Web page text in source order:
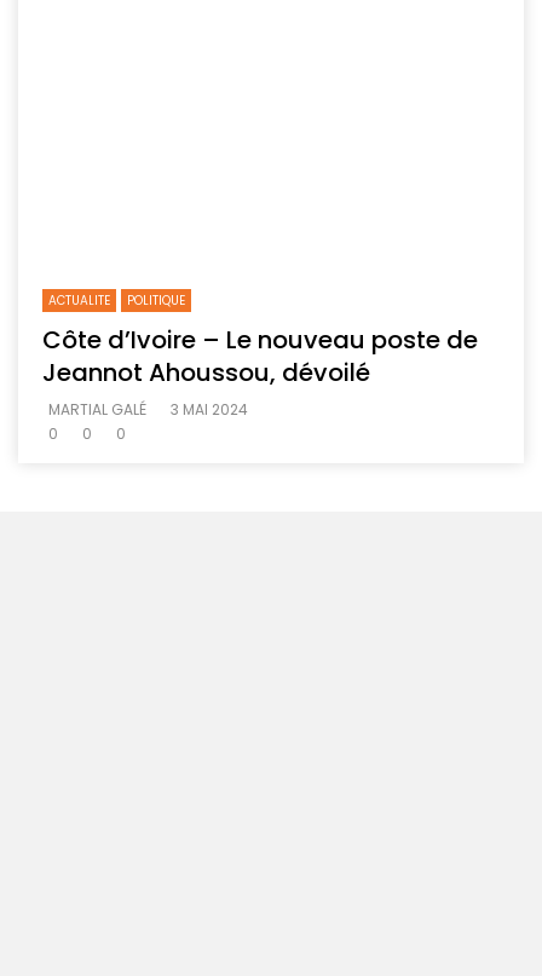
ACTUALITE POLITIQUE
Côte d’Ivoire – Le nouveau poste de
Jeannot Ahoussou, dévoilé
MARTIAL GALÉ
3 MAI 2024
0
0 0